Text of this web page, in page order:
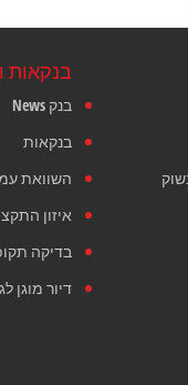
בנקאות
בנק News
בנקאות
השוואת
איזון
בדיקה
דיור מוגן